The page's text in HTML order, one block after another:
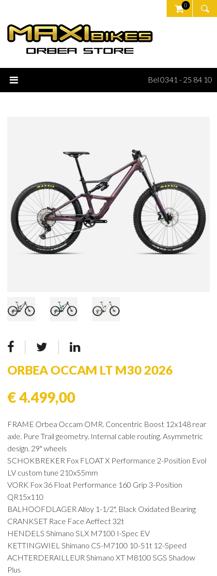
0
Bel 0341 - 25 84 10
ORBEA OCCAM LT M30 2026
€ 4.499,00
FRAME Orbea Occam OMR. Concentric Boost 12x148 rear
axle. Pure Trail geometry. Internal cable routing. Asymmetric
design. 29" wheels
SCHOKBREKER Fox FLOAT X Performance 2-Position Evol
LV custom tune 210x55mm
VORK Fox 36 Float Performance 160 Grip 3-Position
QR15x110
BALHOOFDLAGER Alloy 1-1/2", Black Oxidated Bearing
CRANKSET Race Face Aeffect 32t
HENDELS Shimano SLX M7100 I-Spec EV
KETTINGWIEL Shimano CS-M7100 10-51t 12-Speed
ACHTERDERAILLEUR Shimano XT M8100 SGS Shadow
Plus